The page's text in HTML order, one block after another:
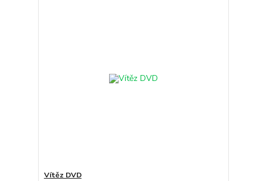
Vítěz DVD